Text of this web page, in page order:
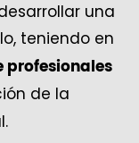
una
teniendo en
profesionales
de la